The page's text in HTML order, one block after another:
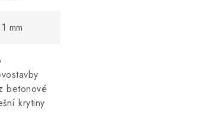
mm
betonové
krytiny